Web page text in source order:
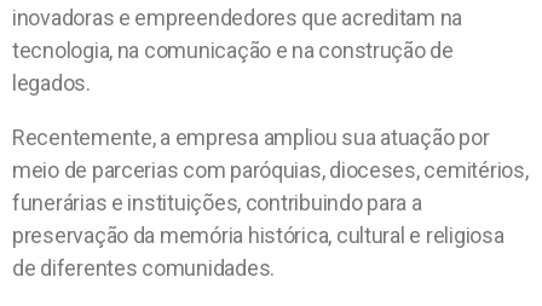
inovadoras e empreendedores que acreditam na
tecnologia, na comunicação e na construção de
legados.
Recentemente, a empresa ampliou sua atuação por
meio de parcerias com paróquias, dioceses, cemitérios,
funerárias e instituições, contribuindo para a
preservação da memória histórica, cultural e religiosa
de diferentes comunidades.